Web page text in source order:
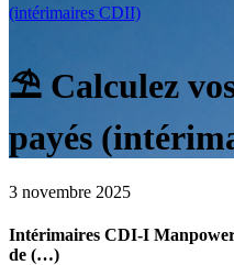
(intérimaires CDII)
⛱️ Calculez
payés
3 novembre 2025
Intérimaires CDI-I Manpower
de (…)